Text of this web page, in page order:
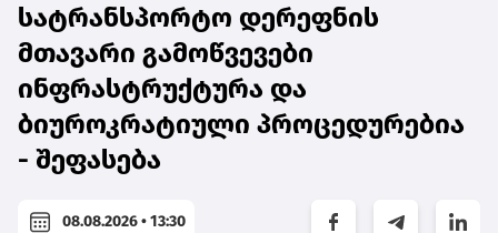
სატრანსპორტო დერეფნის
მთავარი გამოწვევები
ინფრასტრუქტურა და
ბიუროკრატიული პროცედურებია
- შეფასება
08.08.2026 • 13:30